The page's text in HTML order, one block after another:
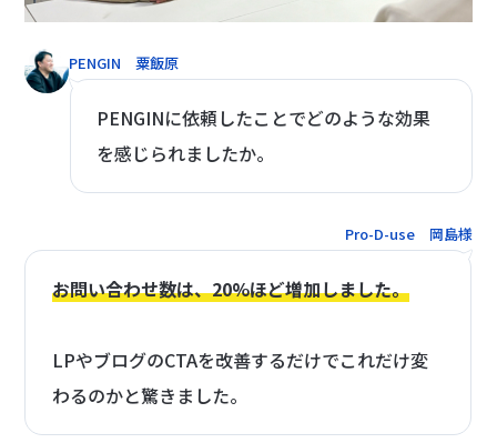
PENGIN 粟飯原
PENGINに依頼したことでどのような効果
を感じられましたか。
Pro-D-use 岡島様
お問い合わせ数は、20%ほど増加しました。
LPやブログのCTAを改善するだけでこれだけ変
わるのかと驚きました。